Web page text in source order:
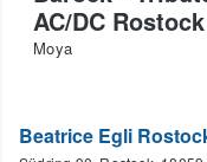
AC/DC Rostock
Moya
Beatrice Egli